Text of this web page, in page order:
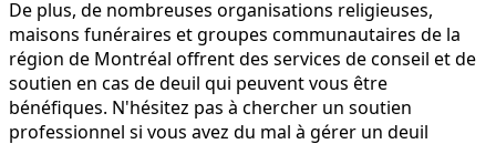
De plus, de nombreuses organisations religieuses,
maisons funéraires et groupes communautaires de la
région de Montréal offrent des services de conseil et de
soutien en cas de deuil qui peuvent vous être
bénéfiques. N'hésitez pas à chercher un soutien
professionnel si vous avez du mal à gérer un deuil